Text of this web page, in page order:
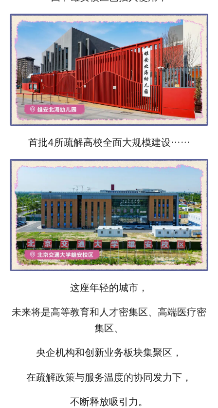
首批4所疏解高校全面大规模建设……
这座年轻的城市，
未来将是高等教育和人才密集区、高端医疗密
集区、
央企机构和创新业务板块集聚区，
在疏解政策与服务温度的协同发力下，
不断释放吸引力。